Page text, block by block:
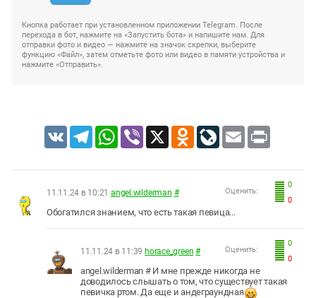
Кнопка работает при установленном приложении Telegram. После
перехода в бот, нажмите на «Запустить бота» и напишите нам. Для
отправки фото и видео — нажмите на значок скрепки, выберите
функцию «Файл», затем отметьте фото или видео в памяти устройства и
нажмите «Отправить».
VK TelegramWhatsApp
Viber X Odnoklassniki
LiveJournal
Email Print
0
0
Оценить:
11.11.24 в 10:21 angel.wilderman #
Обогатился знанием, что есть такая певица...
0
0
Оценить:
11.11.24 в 11:39 horace_green #
angel.wilderman # И мне прежде никогда не
доводилось слышать о том, что существует такая
певичка ртом. Да еще и андеграундная